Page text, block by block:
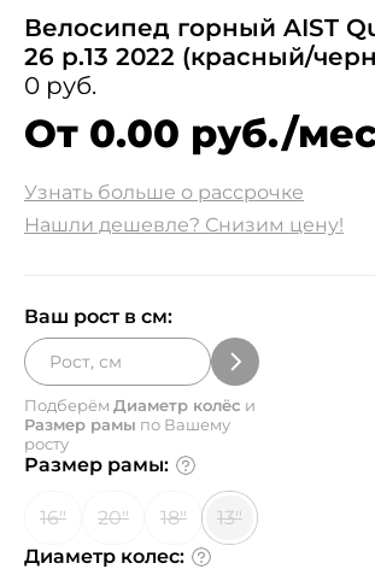
Велосипед горный AIST
26 р.13 2022 (красный/
0 руб.
От 0.00 руб./
Узнать больше о рассрочке
Нашли дешевле? Снизим цену!
Ваш рост в см:
Подберём Диаметр колёс и
Размер рамы по Вашему
росту
Размер рамы:
16" 20" 18"
13"
Диаметр колес: